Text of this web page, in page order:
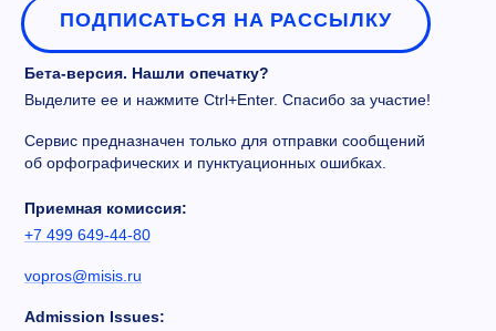
ПОДПИСАТЬСЯ НА РАССЫЛКУ
Бета-версия. Нашли опечатку?
Выделите ее и нажмите Ctrl+Enter. Спасибо за участие!
Сервис предназначен только для отправки сообщений
об орфографических и пунктуационных ошибках.
Приемная комиссия:
+7 499 649-44-80
vopros@misis.ru
Admission Issues: